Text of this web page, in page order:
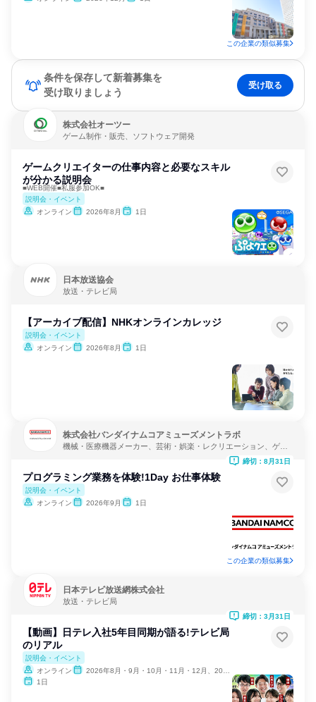
この企業の類似募集
条件を保存して新着募集を
受け取りましょう
受け取る
株式会社オーツー
ゲーム制作・販売、ソフトウェア開発
ゲームクリエイターの仕事内容と必要なスキル
が分かる説明会
■WEB開催■私服参加OK■
説明会・イベント
オンライン
2026年8月 1日
日本放送協会
放送・テレビ局
【アーカイブ配信】NHKオンラインカレッジ
説明会・イベント
オンライン
2026年8月 1日
株式会社バンダイナムコアミューズメントラボ
機械・医療機器メーカー、芸術・娯楽・レクリエーション、ゲー
プログラミング業務を体験!1Day お仕事体験
説明会・イベント
オンライン
2026年9月 1日
締切：8月31日
この企業の類似募集
日本テレビ放送網株式会社
放送・テレビ局
【動画】日テレ入社5年目同期が語る!テレビ局
のリアル
説明会・イベント
オンライン
2026年8月・9月・10月・11月・12月、2027年1月・2月
1日
締切：3月31日